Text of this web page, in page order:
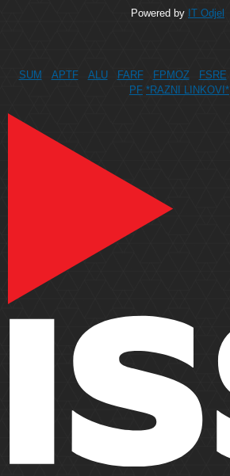
Powered by IT Odjel
SUM APTF ALU FARF FPMOZ FSRE
PF *RAZNI LINKOVI*